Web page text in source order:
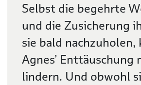
Selbst die begehrte
und die Zusicherung
sie bald nachzuholen,
Agnes’ Enttäuschung
lindern. Und obwohl